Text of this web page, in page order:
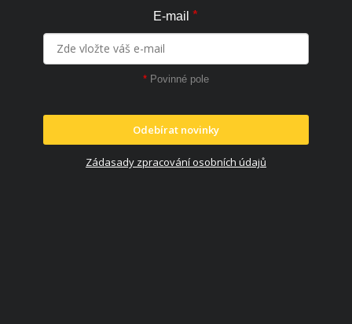
E-mail *
* Povinné pole
Odebírat novinky
Zádasady zpracování osobních údajů